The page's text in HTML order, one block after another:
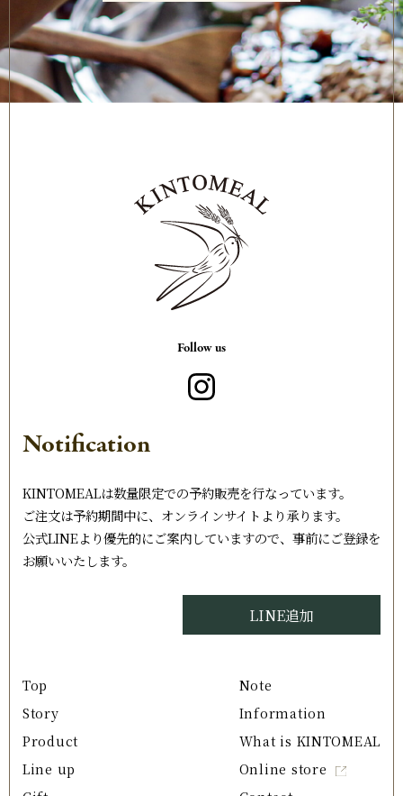
Follow us
Notification
KINTOMEALは数量限定での予約販売を行なっています。
ご注文は予約期間中に、オンラインサイトより承ります。
公式LINEより優先的にご案内していますので、事前にご登録を
お願いいたします。
LINE追加
Top
Story
Product
Line up
Note
Information
What is KINTOMEAL
Online store